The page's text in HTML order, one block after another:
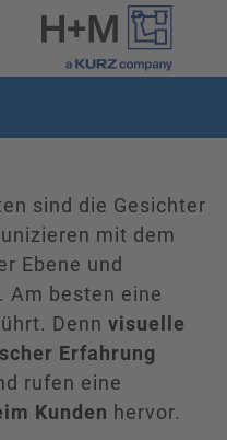
sind die Gesichter
mit dem
Ebene und
Am besten eine
Denn visuelle
Erfahrung
rufen eine
Kunden hervor.